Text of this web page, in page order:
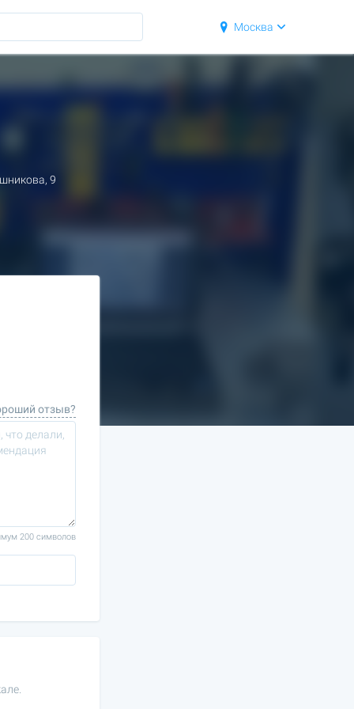
Москва
9
отзыв?
200 символов